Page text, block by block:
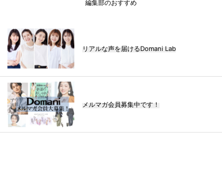
編集部のおすすめ
リアルな声を届けるDomani Lab
メルマガ会員募集中です！